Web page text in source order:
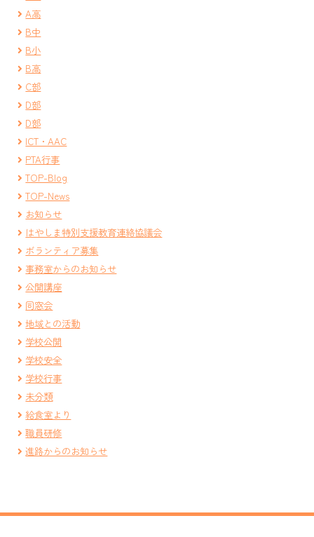
A高
B中
B小
B高
C部
D部
D部
ICT・AAC
PTA行事
TOP-Blog
TOP-News
お知らせ
はやしま特別支援教育連絡協議会
ボランティア募集
事務室からのお知らせ
公開講座
同窓会
地域との活動
学校公開
学校安全
学校行事
未分類
給食室より
職員研修
進路からのお知らせ